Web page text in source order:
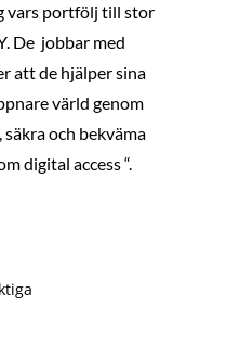
vars portfölj till stor
De jobbar med
att de hjälper sina
värld genom
och bekväma
digital access “.